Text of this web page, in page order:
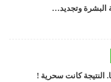
البشرة وتجديد…
كانت سحرية !